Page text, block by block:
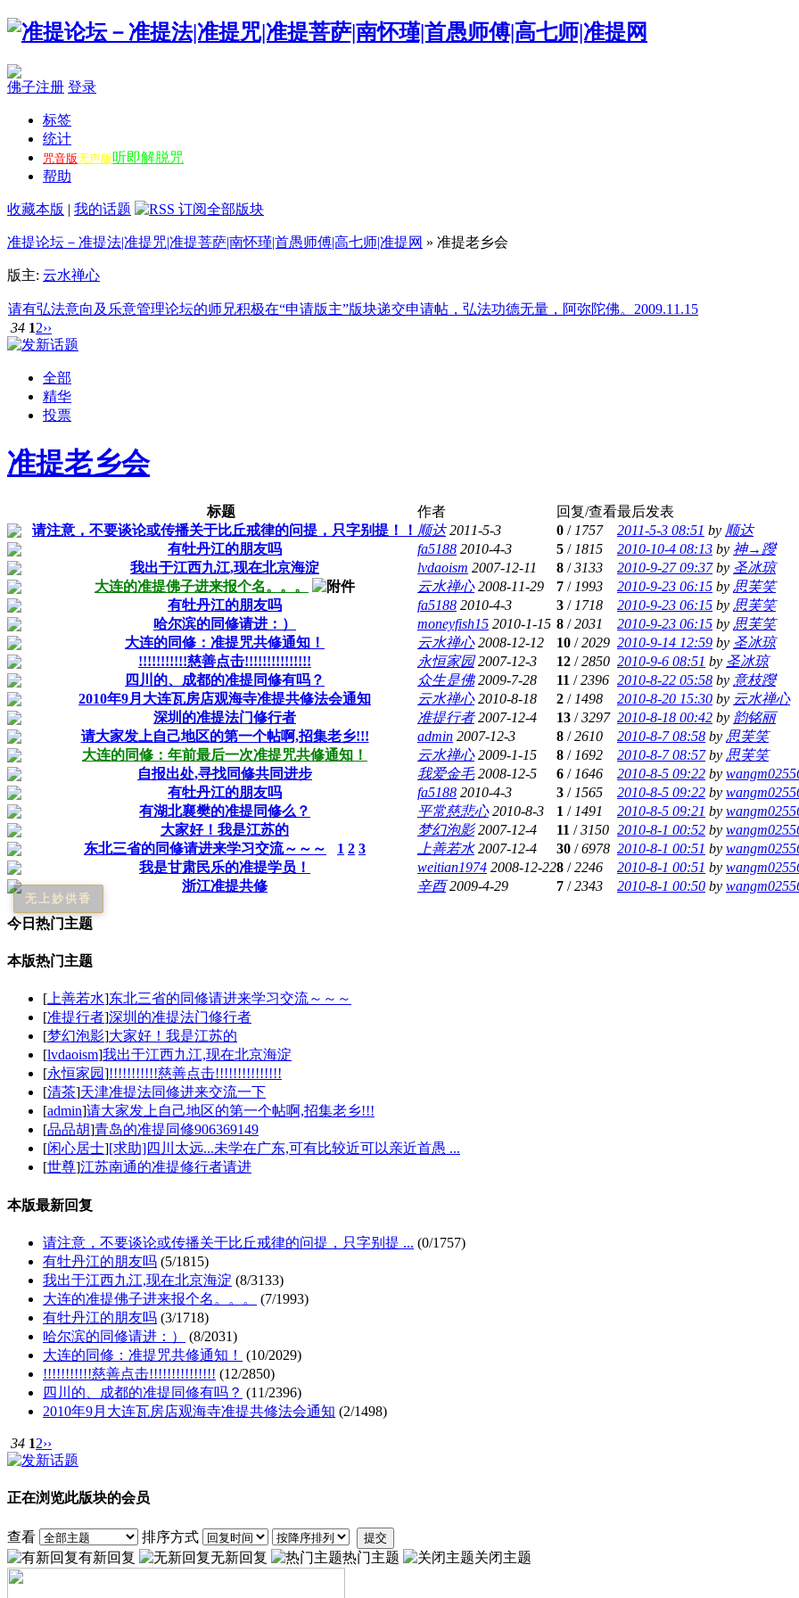
佛子注册 登录
标签
统计
咒音版无声版听即解脱咒
帮助
收藏本版 | 我的话题
准提论坛－准提法|准提咒|准提菩萨|南怀瑾|首愚师傅|高七师|准提网 » 准提老乡会
版主: 云水禅心
请有弘法意向及乐意管理论坛的师兄积极在“申请版主”版块递交申请帖，弘法功德无量，阿弥陀佛。2009.11.15
34 12››
全部
精华
投票
准提老乡会
标题 作者 回复/查看最后发表
请注意，不要谈论或传播关于比丘戒律的问提，只字别提！！ 顺达 2011-5-3 0 / 1757 2011-5-3 08:51 by 顺达
有牡丹江的朋友吗
fa5188 2010-4-3 5 / 1815 2010-10-4 08:13 by 神→躞
我出于江西九江,现在北京海淀
lvdaoism 2007-12-11 8 /3133 2010-9-27 09:37 by 圣冰琼
大连的准提佛子进来报个名。。。
云水禅心 2008-11-29 7 / 1993 2010-9-23 06:15 by 思芙笑
有牡丹江的朋友吗
fa5188 2010-4-3 3 / 1718 2010-9-23 06:15 by 思芙笑
哈尔滨的同修请进：）
moneyfish15 2010-1-15 8 /2031 2010-9-23 06:15 by 思芙笑
大连的同修：准提咒共修通知！
云水禅心 2008-12-12 10 /2029 2010-9-14 12:59 by 圣冰琼
!!!!!!!!!!!慈善点击!!!!!!!!!!!!!!!
永恒家园 2007-12-3 12 /2850 2010-9-6 08:51 by 圣冰琼
四川的、成都的准提同修有吗？
众生是佛 2009-7-28 11 /2396 2010-8-22 05:58 by 意枝躞
2010年9月大连瓦房店观海寺准提共修法会通知
云水禅心 2010-8-18 2 / 1498 2010-8-20 15:30 by 云水禅心
深圳的准提法门修行者
准提行者 2007-12-4 13 /3297 2010-8-18 00:42 by 韵铭丽
请大家发上自己地区的第一个帖啊,招集老乡!!!
admin 2007-12-3 8 /2610 2010-8-7 08:58 by 思芙笑
大连的同修：年前最后一次准提咒共修通知！
云水禅心 2009-1-15 8 / 1692 2010-8-7 08:57 by 思芙笑
自报出处,寻找同修共同进步
我爱金毛 2008-12-5 6 / 1646 2010-8-5 09:22 by
有牡丹江的朋友吗
fa5188 2010-4-3 3 / 1565 2010-8-5 09:22 by
有湖北襄樊的准提同修么？
平常慈悲心 2010-8-3 1 / 1491 2010-8-5 09:21 by
大家好！我是江苏的
梦幻泡影 2007-12-4 11 /3150 2010-8-1 00:52 by
东北三省的同修请进来学习交流～～～
1 2 3 上善若水 2007-12-4 30 /6978 2010-8-1 00:51 by
我是甘肃民乐的准提学员！
weitian1974 2008-12-228 /2246 2010-8-1 00:51 by
浙江准提共修
辛酉 2009-4-29 7 /2343 2010-8-1 00:50 by
今日热门主题
本版热门主题
[上善若水]东北三省的同修请进来学习交流～～～
[准提行者]深圳的准提法门修行者
[梦幻泡影]大家好！我是江苏的
[lvdaoism]我出于江西九江,现在北京海淀
[永恒家园]!!!!!!!!!!!慈善点击!!!!!!!!!!!!!!!
[清茶]天津准提法同修进来交流一下
[admin]请大家发上自己地区的第一个帖啊,招集老乡!!!
[品品胡]青岛的准提同修906369149
[闲心居士] [求助]四川太远...未学在广东,可有比较近可以亲近首愚 ...
[世尊]江苏南通的准提修行者请进
本版最新回复
请注意，不要谈论或传播关于比丘戒律的问提，只字别提 ... (0/1757)
有牡丹江的朋友吗 (5/1815)
我出于江西九江,现在北京海淀 (8/3133)
大连的准提佛子进来报个名。。。
(7/1993)
有牡丹江的朋友吗 (3/1718)
哈尔滨的同修请进：）
(8/2031)
大连的同修：准提咒共修通知！
(10/2029)
!!!!!!!!!!!慈善点击!!!!!!!!!!!!!!! (12/2850)
四川的、成都的准提同修有吗？ (11/2396)
2010年9月大连瓦房店观海寺准提共修法会通知 (2/1498)
34 12››
正在浏览此版块的会员
查看 排序方式 提交
有新回复 无新回复 热门主题 关闭主题
无上妙供香